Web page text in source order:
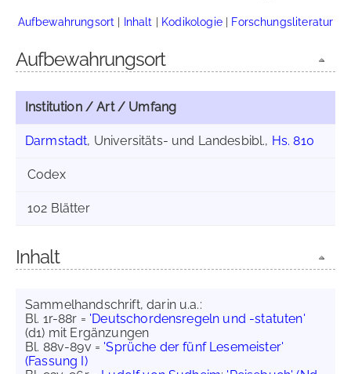
Aufbewahrungsort | Inhalt | Kodikologie| Forschungsliteratur
Aufbewahrungsort
Institution / Art / Umfang
Darmstadt, Universitäts- und Landesbibl., Hs. 810
Codex
102 Blätter
Inhalt
Sammelhandschrift, darin u.a.:
Bl. 1r-88r = 'Deutschordensregeln und -statuten'
(d1) mit Ergänzungen
Bl. 88v-89v = 'Sprüche der fünf Lesemeister'
(Fassung I)